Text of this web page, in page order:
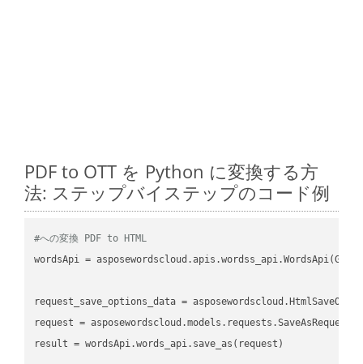
PDF to OTT を Python に変換する方
法: ステップバイステップのコード例
#への変換 PDF to HTML
wordsApi =
request_save_options_data =
request
result = wordsApi.words_api.save_as(request)